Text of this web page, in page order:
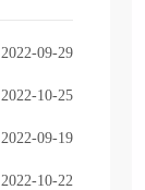
2022-09-29
2022-10-25
2022-09-19
2022-10-22